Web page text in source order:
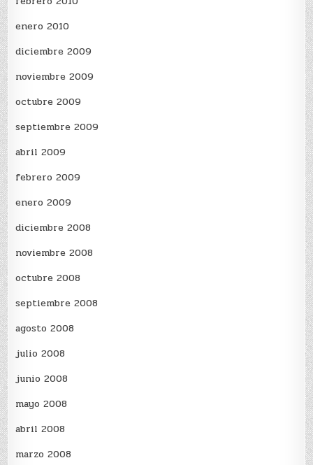
enero 2010
diciembre 2009
noviembre 2009
octubre 2009
septiembre 2009
abril 2009
febrero 2009
enero 2009
diciembre 2008
noviembre 2008
octubre 2008
septiembre 2008
agosto 2008
julio 2008
junio 2008
mayo 2008
abril 2008
marzo 2008